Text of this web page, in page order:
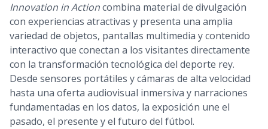
Innovation in Actioncombina material de divulgación
con experiencias atractivas y presenta una amplia
variedad de objetos, pantallas multimedia y contenido
interactivo que conectan a los visitantes directamente
con la transformación tecnológica del deporte rey.
Desde sensores portátiles y cámaras de alta velocidad
hasta una oferta audiovisual inmersiva y narraciones
fundamentadas en los datos, la exposición une el
pasado, el presente y el futuro del fútbol.